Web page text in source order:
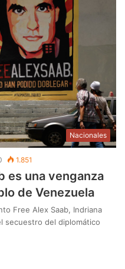
Nacionales
1.851
es una venganza
de Venezuela
Free Alex Saab, Indriana
secuestro del diplomático